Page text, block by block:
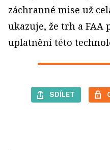
záchranné mise už
ukazuje, že trh a
uplatnění této
SDÍLET